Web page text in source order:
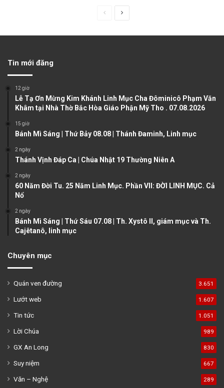
u
s
g
e
Tin mới đăng
12 giờ
Lễ Tạ Ơn Mừng Kim Khánh Linh Mục Cha Đôminicô Phạm Văn
Khâm tại Nhà Thờ Bắc Hòa Giáo Phận Mỹ Tho . 07.08.2026
15 giờ
Bánh Mì Sáng | Thứ Bảy 08.08 | Thánh Đaminh, Linh mục
2 ngày
Thánh Vịnh Đáp Ca | Chúa Nhật 19 Thường Niên A
2 ngày
60 Năm Đời Tu. 25 Năm Linh Mục. Phần VII: ĐỜI LINH MỤC. Cả
Nổ
2 ngày
Bánh Mì Sáng | Thứ Sáu 07.08 | Th. Xystô II, giám mục và Th.
Cajêtanô, linh mục
Chuyên mục
Quán ven đường 3.651
Lướt web 1.607
Tin tức 1.051
Lời Chúa 989
GX An Long 830
Suy niệm 667
Văn – Nghệ 289